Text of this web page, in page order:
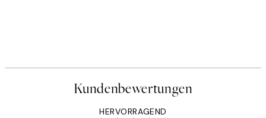
Kundenbewertungen
HERVORRAGEND